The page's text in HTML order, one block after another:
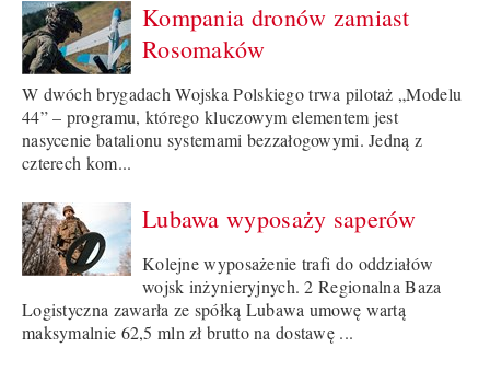
Kompania dronów zamiast
Rosomaków
W dwóch brygadach Wojska Polskiego trwa pilotaż „Modelu
44” – programu, którego kluczowym elementem jest
nasycenie batalionu systemami bezzałogowymi. Jedną z
czterech kom...
Lubawa wyposaży saperów
Kolejne wyposażenie trafi do oddziałów
wojsk inżynieryjnych. 2 Regionalna Baza
Logistyczna zawarła ze spółką Lubawa umowę wartą
maksymalnie 62,5 mln zł brutto na dostawę ...